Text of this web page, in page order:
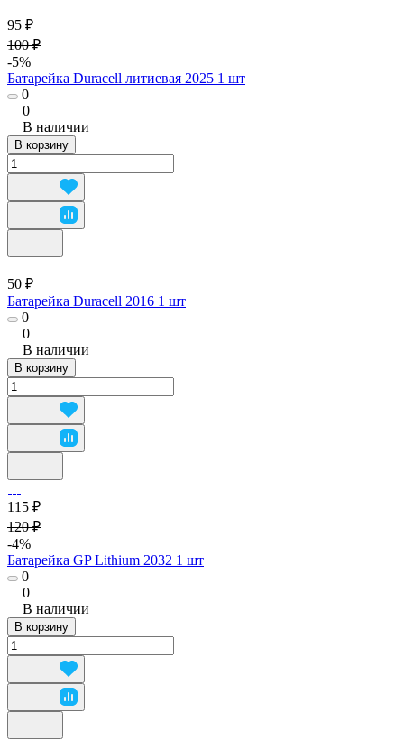
95 ₽
100 ₽
-5%
Батарейка Duracell литиевая 2025 1 шт
0
0
В наличии
В корзину
50 ₽
Батарейка Duracell 2016 1 шт
0
0
В наличии
В корзину
115 ₽
120 ₽
-4%
Батарейка GP Lithium 2032 1 шт
0
0
В наличии
В корзину